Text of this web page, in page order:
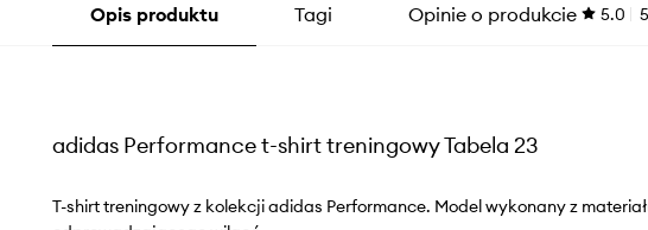
Opis produktu Tagi Opinie o produkcie 5.0 5
adidas Performance t-shirt treningowy Tabela 23
T-shirt treningowy z kolekcji adidas Performance. Model wykonany z